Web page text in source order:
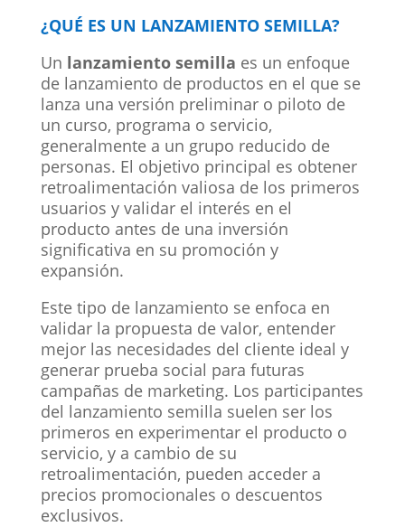
¿QUÉ ES UN LANZAMIENTO SEMILLA?
Un lanzamiento semilla es un enfoque
de lanzamiento de productos en el que se
lanza una versión preliminar o piloto de
un curso, programa o servicio,
generalmente a un grupo reducido de
personas. El objetivo principal es obtener
retroalimentación valiosa de los primeros
usuarios y validar el interés en el
producto antes de una inversión
significativa en su promoción y
expansión.
Este tipo de lanzamiento se enfoca en
validar la propuesta de valor, entender
mejor las necesidades del cliente ideal y
generar prueba social para futuras
campañas de marketing. Los participantes
del lanzamiento semilla suelen ser los
primeros en experimentar el producto o
servicio, y a cambio de su
retroalimentación, pueden acceder a
precios promocionales o descuentos
exclusivos.